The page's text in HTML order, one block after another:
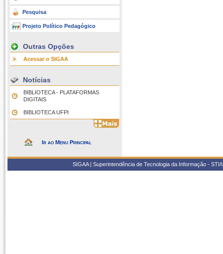
Pesquisa
Projeto Político Pedagógico
Outras Opções
Acessar o SIGAA
Notícias
BIBLIOTECA - PLATAFORMAS
DIGITAIS
BIBLIOTECA UFPI
Ir ao Menu Principal
SIGAA | Superintendência de Tecnologia da Informação -